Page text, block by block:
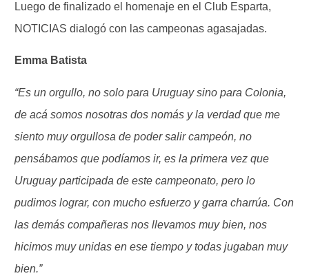
Luego de finalizado el homenaje en el Club Esparta,
NOTICIAS dialogó con las campeonas agasajadas.
Emma Batista
“Es un orgullo, no solo para Uruguay sino para Colonia,
de acá somos nosotras dos nomás y la verdad que me
siento muy orgullosa de poder salir campeón, no
pensábamos que podíamos ir, es la primera vez que
Uruguay participada de este campeonato, pero lo
pudimos lograr, con mucho esfuerzo y garra charrúa. Con
las demás compañeras nos llevamos muy bien, nos
hicimos muy unidas en ese tiempo y todas jugaban muy
bien.”